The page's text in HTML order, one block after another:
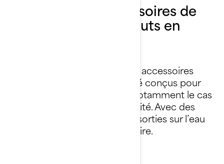
Vêtements et accessoires de
scooter des mers hauts en
Nos pièces, nos vêtements et accessoires
pour motomarine ont tous été conçus pour
l’expérience Sea-Doo. C’est notamment le cas
du système LinQ, une exclusivité. Avec des
produits aussi novateurs, vos sorties sur l’eau
promettent de passer à l’histoire.